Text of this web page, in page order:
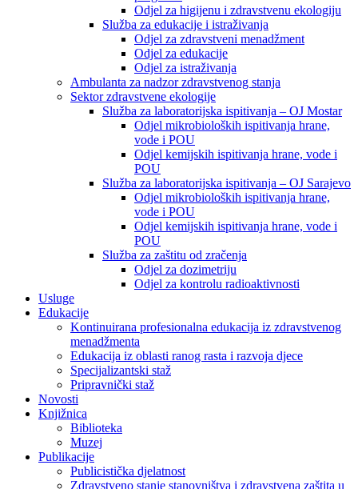
Odjel za higijenu i zdravstvenu ekologiju
Služba za edukacije i istraživanja
Odjel za zdravstveni menadžment
Odjel za edukacije
Odjel za istraživanja
Ambulanta za nadzor zdravstvenog stanja
Sektor zdravstvene ekologije
Služba za laboratorijska ispitivanja – OJ Mostar
Odjel mikrobioloških ispitivanja hrane,
vode i POU
Odjel kemijskih ispitivanja hrane, vode i
POU
Služba za laboratorijska ispitivanja – OJ Sarajevo
Odjel mikrobioloških ispitivanja hrane,
vode i POU
Odjel kemijskih ispitivanja hrane, vode i
POU
Služba za zaštitu od zračenja
Odjel za dozimetriju
Odjel za kontrolu radioaktivnosti
Usluge
Edukacije
Kontinuirana profesionalna edukacija iz zdravstvenog
menadžmenta
Edukacija iz oblasti ranog rasta i razvoja djece
Specijalizantski staž
Pripravnički staž
Novosti
Knjižnica
Biblioteka
Muzej
Publikacije
Publicistička djelatnost
Zdravstveno stanje stanovništva i zdravstvena zaštita u